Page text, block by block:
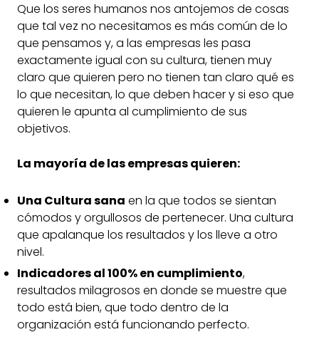
Que los seres humanos nos antojemos de cosas
que tal vez no necesitamos es más común de lo
que pensamos y, a las empresas les pasa
exactamente igual con su cultura, tienen muy
claro que quieren pero no tienen tan claro qué es
lo que necesitan, lo que deben hacer y si eso que
quieren le apunta al cumplimiento de sus
objetivos.
La mayoría de las empresas quieren:
Una Cultura sana en la que todos se sientan
cómodos y orgullosos de pertenecer. Una cultura
que apalanque los resultados y los lleve a otro
nivel.
Indicadores al 100% en cumplimiento,
resultados milagrosos en donde se muestre que
todo está bien, que todo dentro de la
organización está funcionando perfecto.